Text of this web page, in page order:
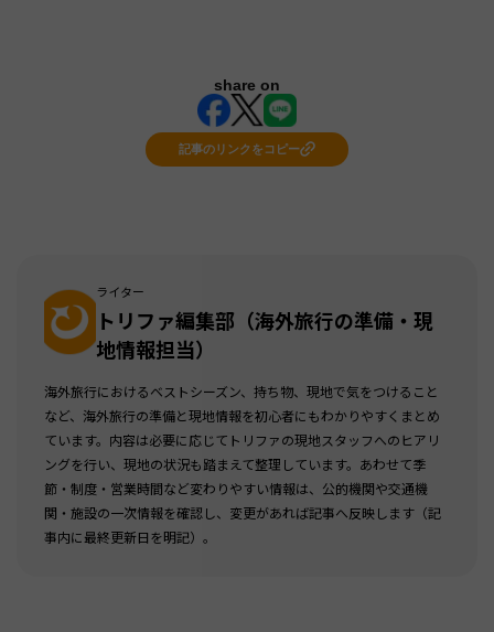
share on
記事のリンクをコピー
ライター
トリファ編集部（海外旅行の準備・現
地情報担当）
海外旅行におけるベストシーズン、持ち物、現地で気をつけること
など、海外旅行の準備と現地情報を初心者にもわかりやすくまとめ
ています。内容は必要に応じてトリファの現地スタッフへのヒアリ
ングを行い、現地の状況も踏まえて整理しています。あわせて季
節・制度・営業時間など変わりやすい情報は、公的機関や交通機
関・施設の一次情報を確認し、変更があれば記事へ反映します（記
事内に最終更新日を明記）。